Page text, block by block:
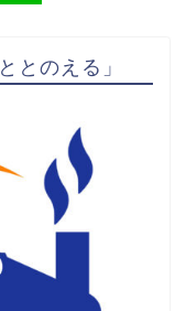
とのえる」